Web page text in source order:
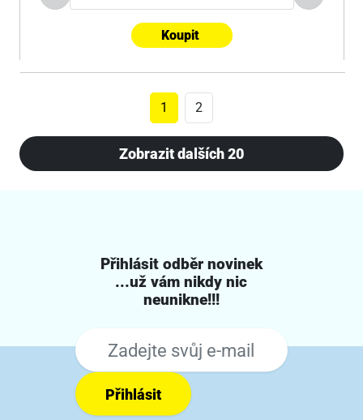
Koupit
1 2
Zobrazit dalších 20
Přihlásit odběr novinek
...už vám nikdy nic
neunikne!!!
Přihlásit